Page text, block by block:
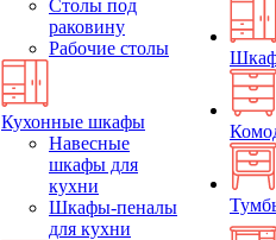
Столы под
раковину
Рабочие столы
Кухонные шкафы
Навесные
шкафы для
кухни
Шкафы-пеналы
для кухни